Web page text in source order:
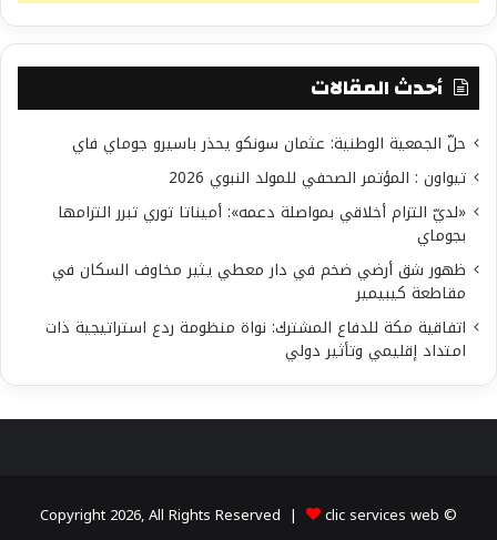
أحدث المقالات
حلّ الجمعية الوطنية: عثمان سونكو يحذر باسيرو جوماي فاي
تيواون : المؤتمر الصحفي للمولد النبوي 2026
«لديّ التزام أخلاقي بمواصلة دعمه»: أميناتا توري تبرر التزامها
بجوماي
ظهور شق أرضي ضخم في دار معطي يثير مخاوف السكان في
مقاطعة كيبيمير
اتفاقية مكة للدفاع المشترك: نواة منظومة ردع استراتيجية ذات
امتداد إقليمي وتأثير دولي
© Copyright 2026, All Rights Reserved |
clic services web